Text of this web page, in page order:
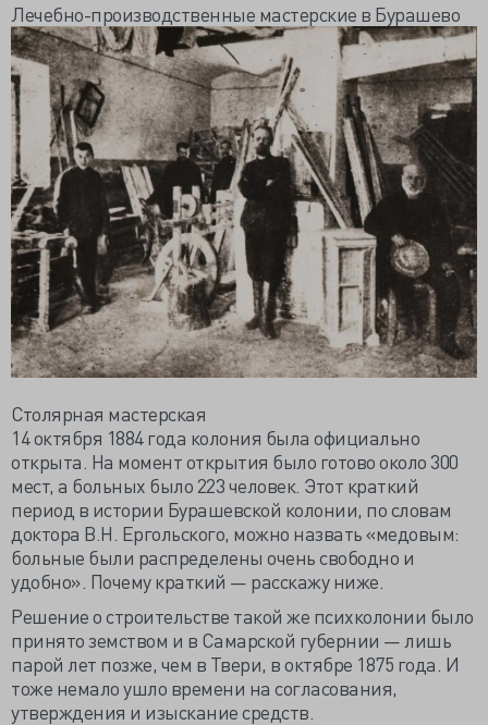
Лечебно-производственные мастерские в Бурашево
Столярная мастерская
14 октября 1884 года колония была официально
открыта. На момент открытия было готово около 300
мест, а больных было 223 человек. Этот краткий
период в истории Бурашевской колонии, по словам
доктора В.Н. Ергольского, можно назвать «медовым:
больные были распределены очень свободно и
удобно». Почему краткий — расскажу ниже.
Решение о строительстве такой же психколонии было
принято земством и в Самарской губернии — лишь
парой лет позже, чем в Твери, в октябре 1875 года. И
тоже немало ушло времени на согласования,
утверждения и изыскание средств.